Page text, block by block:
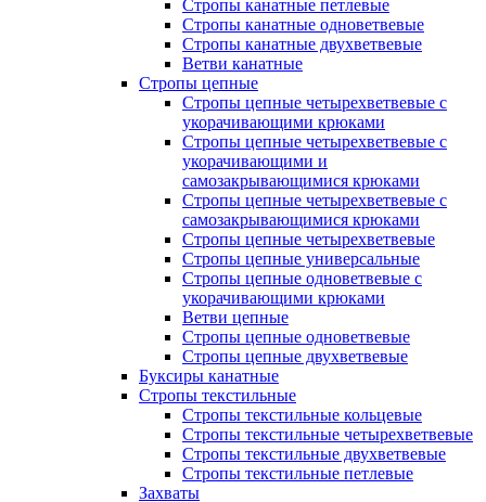
Стропы канатные петлевые
Стропы канатные одноветвевые
Стропы канатные двухветвевые
Ветви канатные
Стропы цепные
Стропы цепные четырехветвевые с
укорачивающими крюками
Стропы цепные четырехветвевые с
укорачивающими и
самозакрывающимися крюками
Стропы цепные четырехветвевые с
самозакрывающимися крюками
Стропы цепные четырехветвевые
Стропы цепные универсальные
Стропы цепные одноветвевые с
укорачивающими крюками
Ветви цепные
Стропы цепные одноветвевые
Стропы цепные двухветвевые
Буксиры канатные
Стропы текстильные
Стропы текстильные кольцевые
Стропы текстильные четырехветвевые
Стропы текстильные двухветвевые
Стропы текстильные петлевые
Захваты